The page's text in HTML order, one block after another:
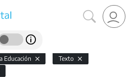
Educación
Texto